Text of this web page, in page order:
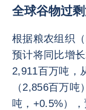
全球谷物过
根据粮农组织
预计将同比增
2,911百万吨，
（2,856百万
吨，+0.5%）